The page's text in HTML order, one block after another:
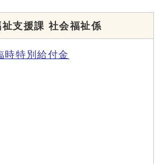
支援課 社会福祉係
時特別給付金